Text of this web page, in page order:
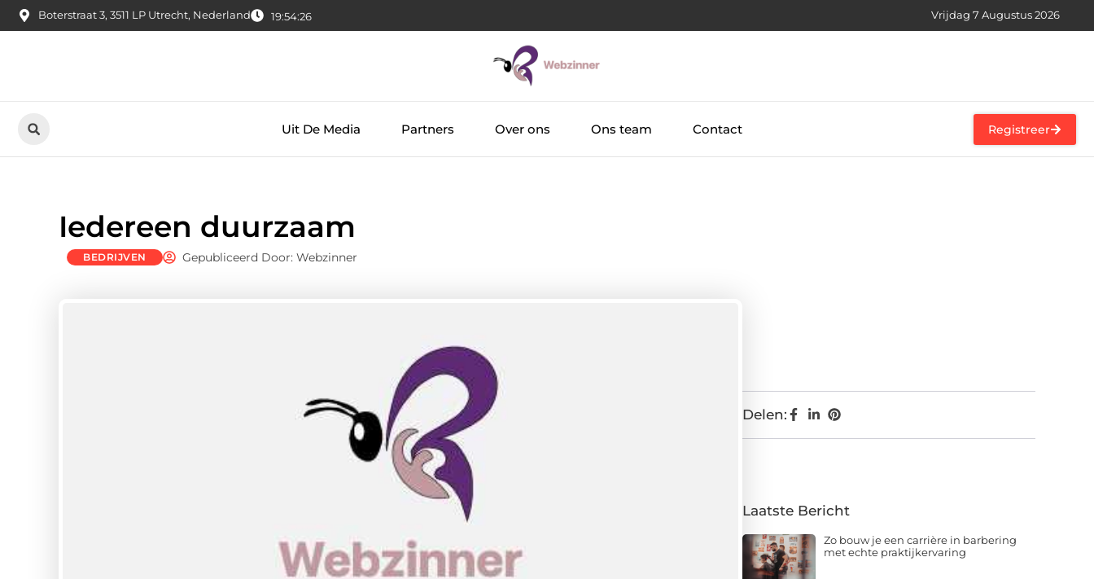
Boterstraat 3, 3511 LP Utrecht, Nederland 19:54:27 Vrijdag 7 Augustus 2026
Uit De Media Partners Over ons Ons team Contact Registreer
Iedereen duurzaam
BEDRIJVEN Gepubliceerd Door: Webzinner
Delen:
Laatste Bericht
Zo bouw je een carrière in barbering
met echte praktijkervaring